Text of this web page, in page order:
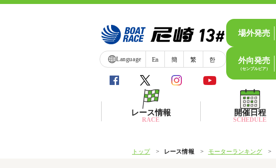
Language En 簡 繁 한
場外発売
外向発売
（センプルピア）
レース情報
RACE
開催日程
SCHEDULE
トップ レース情報 モーターランキング